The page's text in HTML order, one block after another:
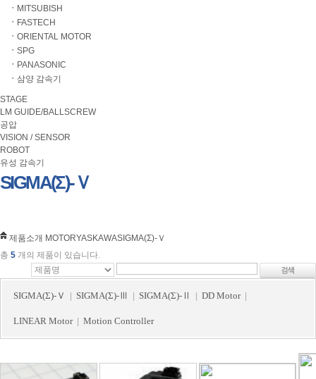
ㆍ MITSUBISH
ㆍ FASTECH
ㆍ ORIENTAL MOTOR
ㆍ SPG
ㆍ PANASONIC
ㆍ 삼양 감속기
STAGE
LM GUIDE/BALLSCREW
공압
VISION / SENSOR
ROBOT
유성 감속기
SIGMA(Σ)-Ｖ
제품소개 MOTORYASKAWASIGMA(Σ)-Ｖ
총 5 개의 제품이 있습니다.
SIGMA(Σ)-Ｖ SIGMA(Σ)-Ⅲ SIGMA(Σ)-Ⅱ DD Motor|
LINEAR Motor| Motion Controller